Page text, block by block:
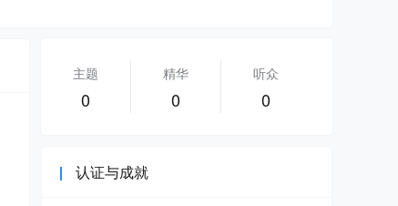
主题
0
精华
0
听众
0
认证与成就